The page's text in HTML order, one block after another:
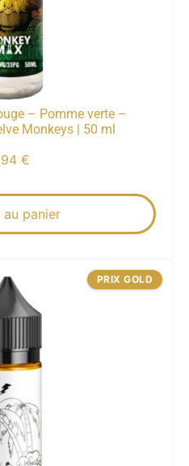
– Pomme verte –
Monkeys | 50 ml
€
panier
PRIX GOLD